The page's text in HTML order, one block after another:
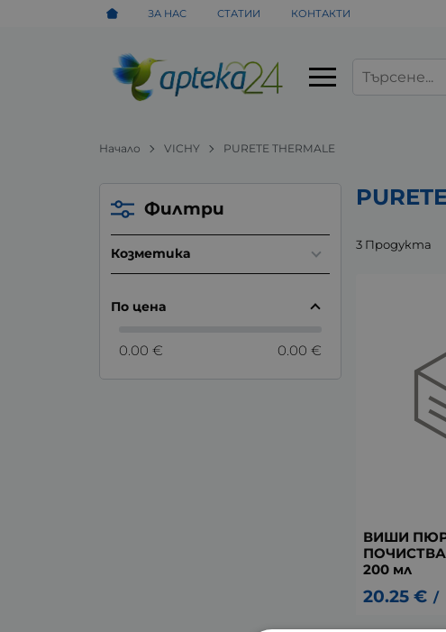
ЗА НАС СТАТИИ КОНТАКТИ
Начало VICHY PURETE THERMALE
3 Продукта
ВИШИ
200 мл
20.25 € /
Филтри
Козметика
По цена
0.00 € 0.00 €